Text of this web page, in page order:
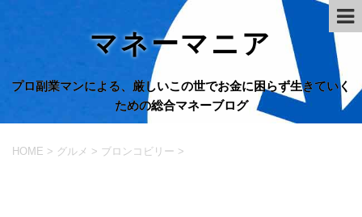
マネーマニア
プロ副業マンによる、厳しいこの世でお金に困らず生きていく
ための総合マネーブログ
HOME > グルメ > ブロンコビリー >